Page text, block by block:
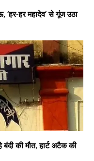
हर महादेव’ से गूंज उठा
की मौत, हार्ट अटैक की